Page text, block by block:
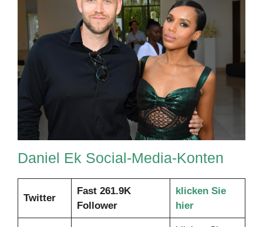
Daniel Ek Social-Media-Konten
Twitter
Fast 261.9K
Follower
klicken Sie
hier